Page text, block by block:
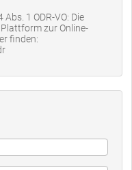
1 ODR-VO: Die
zur Online-
finden: